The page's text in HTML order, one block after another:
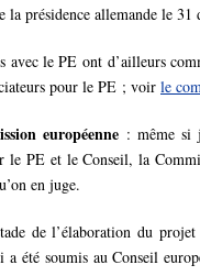
la présidence allemande le 31
avec le PE ont d’ailleurs
pour le PE ; voir le
européenne : même si
le PE et le Conseil, la
en juge.
de l’élaboration du
a été soumis au Conseil